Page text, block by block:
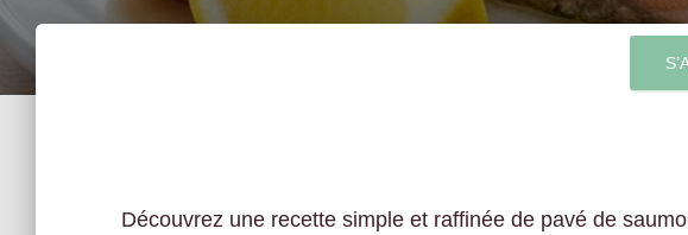
Découvrez une recette simple et raffinée de pavé de